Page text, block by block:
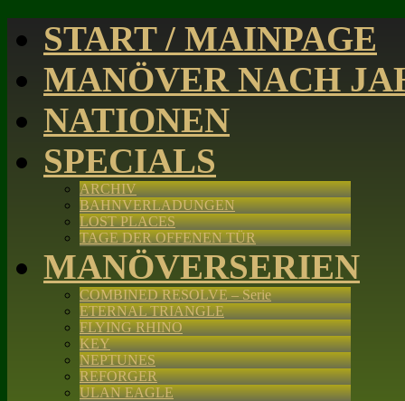
START / MAINPAGE
MANÖVER NACH
NATIONEN
SPECIALS
ARCHIV
BAHNVERLADUNGEN
LOST PLACES
TAGE DER OFFENEN TÜR
MANÖVERSERIEN
COMBINED RESOLVE – Serie
ETERNAL TRIANGLE
FLYING RHINO
KEY
NEPTUNES
REFORGER
ULAN EAGLE